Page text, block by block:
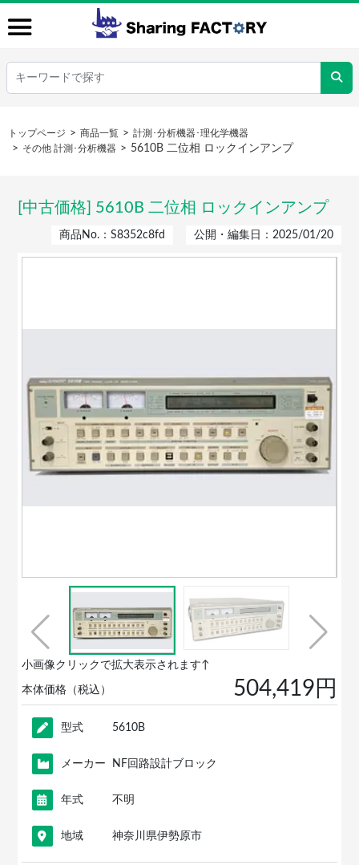
トップページ 商品一覧
計測･分析機器･理化学機器
その他 計測･分析機器
5610B 二位相 ロックインアンプ
[中古価格] 5610B 二位相 ロックインアンプ
商品No.：S8352c8fd 公開・編集日：2025/01/20
小画像クリックで拡大表示されます↑
本体価格（税込） 504,419円
型式 5610B
メーカー NF回路設計ブロック
年式 不明
地域 神奈川県伊勢原市